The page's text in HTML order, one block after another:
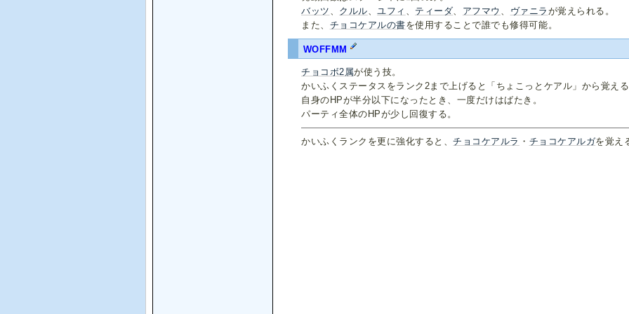
バッツ
クルル ユフィ ティーダ アフマウ ヴァニラ が覚えられる。
また、 チョコケアルの書を使用することで誰でも修得可能。
WOFFMM
チョコボ2属が使う技。
かいふくステータスをランク2まで上げると「ちょこっとケアル」から覚える
自身のHPが半分以下になったとき、一度だけはばたき。
パーティ全体のHPが少し回復する。
かいふくランクを更に強化すると、チョコケアルラ ・ チョコケアルガを覚え